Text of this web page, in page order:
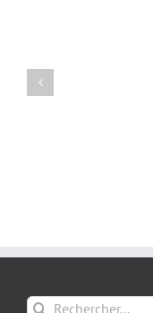
Rechercher: